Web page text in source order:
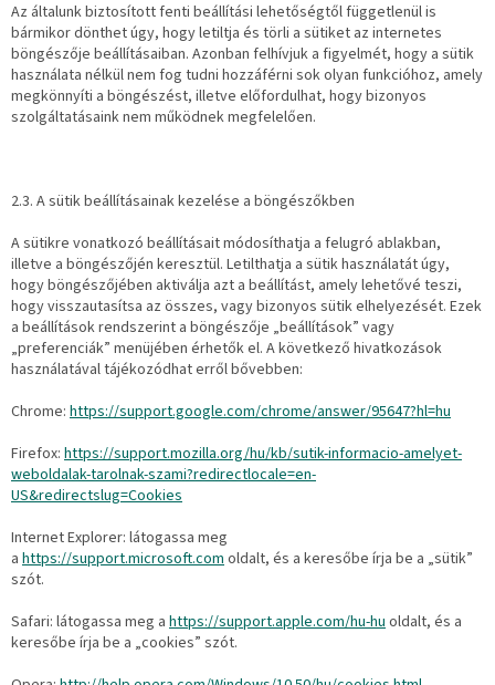
Az általunk biztosított fenti beállítási lehetőségtől függetlenül is
bármikor dönthet úgy, hogy letiltja és törli a sütiket az internetes
böngészője beállításaiban. Azonban felhívjuk a figyelmét, hogy a sütik
használata nélkül nem fog tudni hozzáférni sok olyan funkcióhoz, amely
megkönnyíti a böngészést, illetve előfordulhat, hogy bizonyos
szolgáltatásaink nem működnek megfelelően.
2.3. A sütik beállításainak kezelése a böngészőkben
A sütikre vonatkozó beállításait módosíthatja a felugró ablakban,
illetve a böngészőjén keresztül. Letilthatja a sütik használatát úgy,
hogy böngészőjében aktiválja azt a beállítást, amely lehetővé teszi,
hogy visszautasítsa az összes, vagy bizonyos sütik elhelyezését. Ezek
a beállítások rendszerint a böngészője „beállítások” vagy
„preferenciák” menüjében érhetők el. A következő hivatkozások
használatával tájékozódhat erről bővebben:
Chrome: https://support.google.com/chrome/answer/95647?hl=hu
Firefox: https://support.mozilla.org/hu/kb/sutik-informacio-amelyet-
weboldalak-tarolnak-szami?redirectlocale=en-
US&redirectslug=Cookies
Internet Explorer: látogassa meg
a https://support.microsoft.comoldalt, és a keresőbe írja be a „sütik”
szót.
Safari: látogassa meg a https://support.apple.com/hu-huoldalt, és a
keresőbe írja be a „cookies” szót.